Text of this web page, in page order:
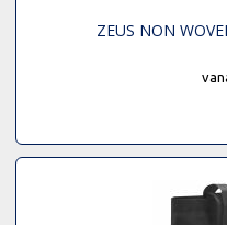
ZEUS NON